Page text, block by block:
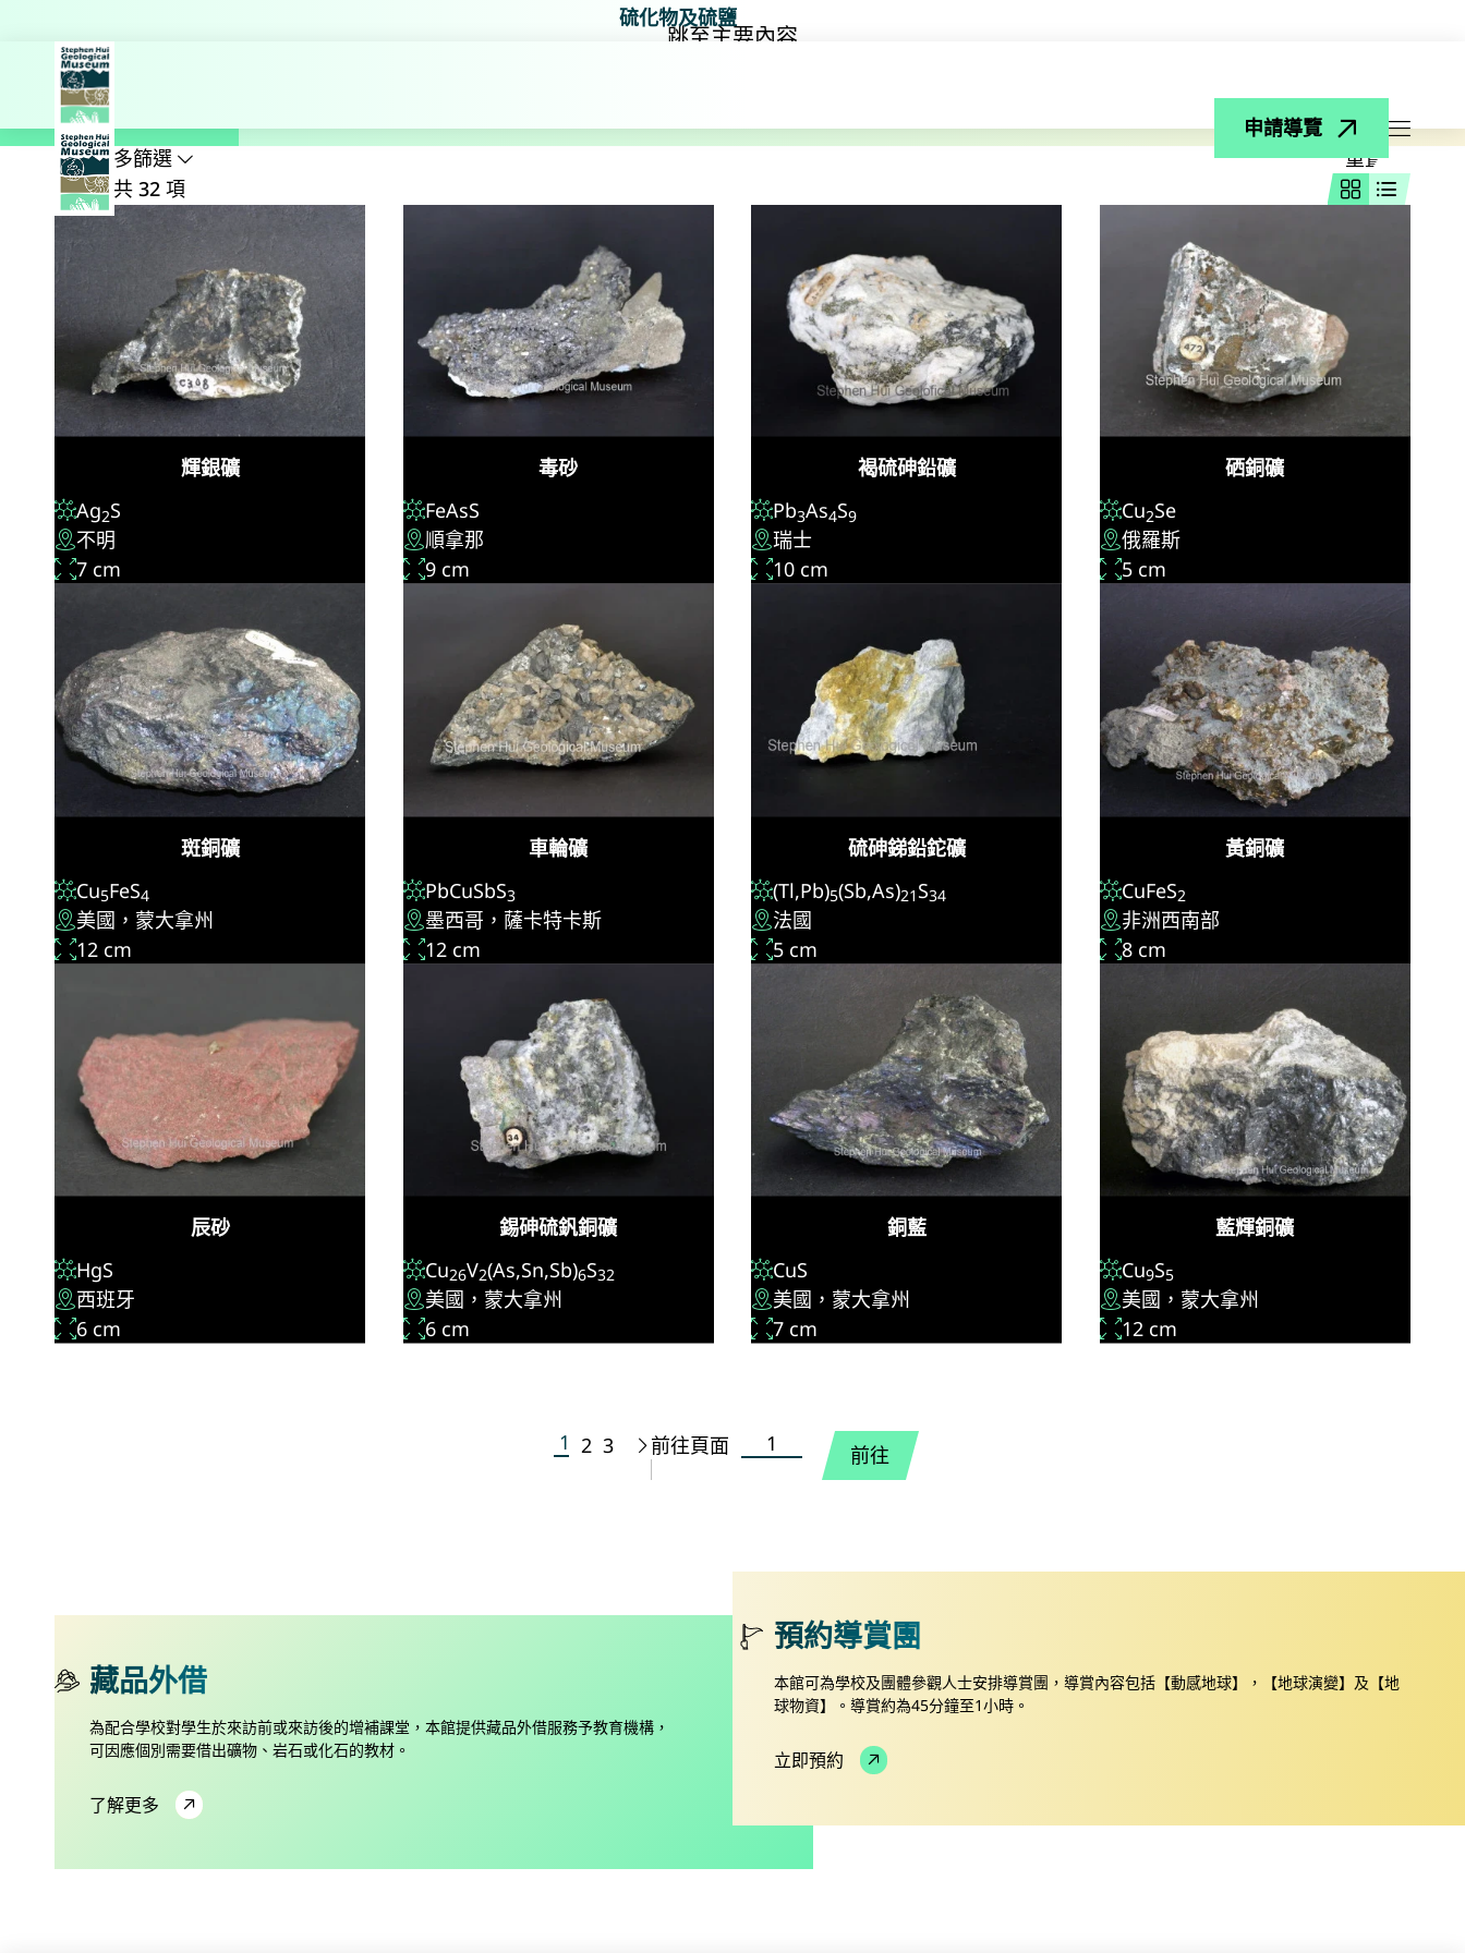
跳至主要內容
申請導覽
硫化物及硫鹽
探索更多
搜尋名稱、公式、地點
搜尋
顯示較多篩選
重置
結果：共 32 項
網格視圖列表視圖
輝銀礦
Ag2S
不明
7 cm
毒砂
FeAsS
順拿那
9 cm
褐硫砷鉛礦
Pb3As4S9
瑞士
10 cm
硒銅礦
Cu2Se
俄羅斯
5 cm
斑銅礦
Cu5FeS4
美國，蒙大拿州
12 cm
車輪礦
PbCuSbS3
墨西哥，薩卡特卡斯
12 cm
硫砷銻鉛鉈礦
(Tl,Pb)5(Sb,As)21 S34
法國
5 cm
黃銅礦
CuFeS2
非洲西南部
8 cm
辰砂
HgS
西班牙
6 cm
錫砷硫釩銅礦
Cu26V2(As,Sn,Sb)6S32
美國，蒙大拿州
6 cm
銅藍
CuS
美國，蒙大拿州
7 cm
藍輝銅礦
Cu9S5
美國，蒙大拿州
12 cm
1 2 3 下一頁
前往頁面
前往頁面 前往
藏品外借
為配合學校對學生於來訪前或來訪後的增補課堂，本館提供藏品外借服務予教育機構，
可因應個別需要借出礦物、岩石或化石的教材。
了解更多
預約導賞團
本館可為學校及團體參觀人士安排導賞團，導賞內容包括【動感地球】，【地球演變】及【地
球物資】。導賞約為45分鐘至1小時。
立即預約